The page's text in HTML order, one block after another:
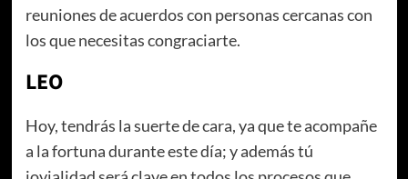
reuniones de acuerdos con personas cercanas con
los que necesitas congraciarte.
LEO
Hoy, tendrás la suerte de cara, ya que te acompañe
a la fortuna durante este día; y además tú